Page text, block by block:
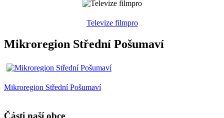
Televize filmpro
Mikroregion Střední Pošumaví
Mikroregion Střední Pošumaví
Části naší obce